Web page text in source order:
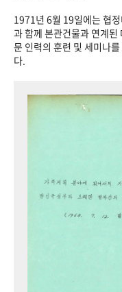
VR 역사관
1971년 6월 19일에는 협
과 함께 본관건물과 연계된
문 인력의 훈련 및 세미나
다.